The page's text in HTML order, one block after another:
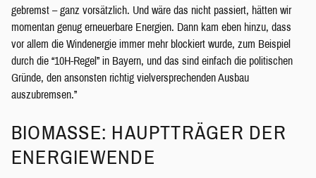
gebremst – ganz vorsätzlich. Und wäre das nicht passiert, hätten wir
momentan genug erneuerbare Energien. Dann kam eben hinzu, dass
vor allem die Windenergie immer mehr blockiert wurde, zum Beispiel
durch die “10H-Regel” in Bayern, und das sind einfach die politischen
Gründe, den ansonsten richtig vielversprechenden Ausbau
auszubremsen.”
BIOMASSE: HAUPTTRÄGER DER
ENERGIEWENDE